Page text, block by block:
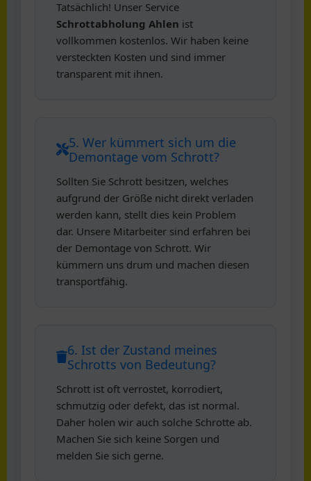
Tatsächlich! Unser Service
Schrottabholung Ahlen ist
vollkommen kostenlos. Wir haben keine
versteckten Kosten und sind immer
transparent mit ihnen.
5. Wer kümmert sich um die
Demontage vom Schrott?
Sollten Sie Schrott besitzen, welches
aufgrund der Größe nicht direkt verladen
werden kann, stellt dies kein Problem
dar. Unsere Mitarbeiter sind erfahren bei
der Demontage von Schrott. Wir
kümmern uns drum und machen diesen
transportfähig.
6. Ist der Zustand meines
Schrotts von Bedeutung?
Schrott ist oft verrostet, korrodiert,
schmutzig oder defekt, das ist normal.
Daher holen wir auch solche Schrotte ab.
Machen Sie sich keine Sorgen und
melden Sie sich gerne.